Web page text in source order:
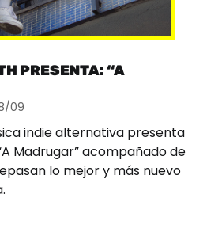
PRESENTA: “A
09
indie alternativa presenta
Madrugar” acompañado de
lo mejor y más nuevo